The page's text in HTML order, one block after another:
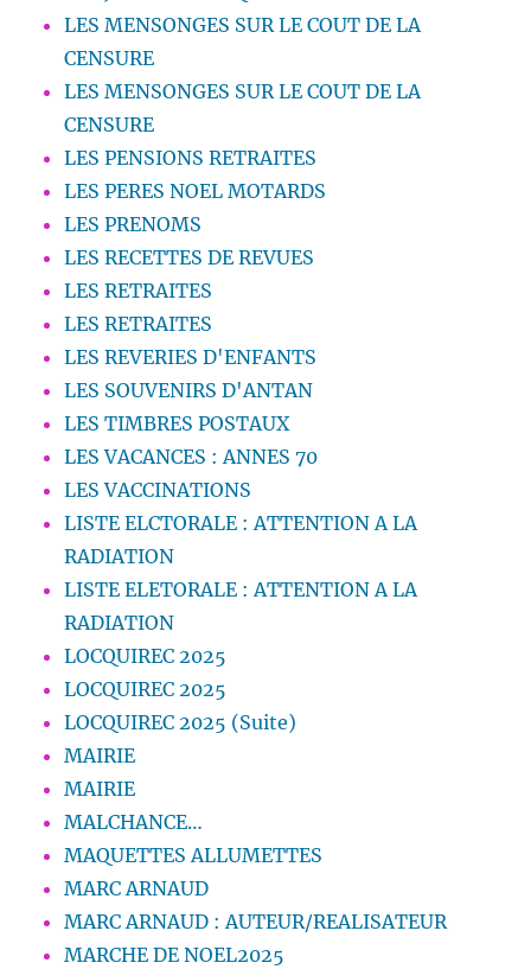
LES MENSONGES SUR LE COUT DE LA
CENSURE
LES MENSONGES SUR LE COUT DE LA
CENSURE
LES PENSIONS RETRAITES
LES PERES NOEL MOTARDS
LES PRENOMS
LES RECETTES DE REVUES
LES RETRAITES
LES RETRAITES
LES REVERIES D'ENFANTS
LES SOUVENIRS D'ANTAN
LES TIMBRES POSTAUX
LES VACANCES : ANNES 70
LES VACCINATIONS
LISTE ELCTORALE : ATTENTION A LA
RADIATION
LISTE ELETORALE : ATTENTION A LA
RADIATION
LOCQUIREC 2025
LOCQUIREC 2025
LOCQUIREC 2025 (Suite)
MAIRIE
MAIRIE
MALCHANCE…
MAQUETTES ALLUMETTES
MARC ARNAUD
MARC ARNAUD : AUTEUR/REALISATEUR
MARCHE DE NOEL2025